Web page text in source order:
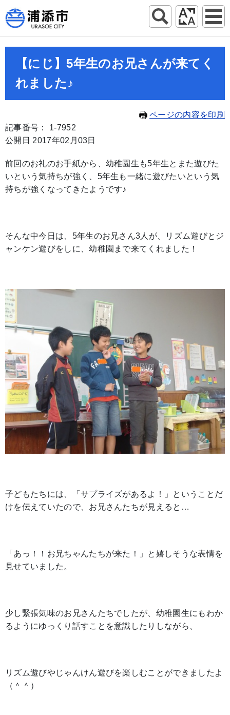
【にじ】5年生のお兄さんが来てく
れました♪
ページの内容を印刷
記事番号： 1-7952
公開日 2017年02月03日
前回のお礼のお手紙から、幼稚園生も5年生とまた遊びた
いという気持ちが強く、5年生も一緒に遊びたいという気
持ちが強くなってきたようです♪
そんな中今日は、5年生のお兄さん3人が、リズム遊びとジ
ャンケン遊びをしに、幼稚園まで来てくれました！
子どもたちには、「サプライズがあるよ！」ということだ
けを伝えていたので、お兄さんたちが見えると…
「あっ！！お兄ちゃんたちが来た！」と嬉しそうな表情を
見せていました。
少し緊張気味のお兄さんたちでしたが、幼稚園生にもわか
るようにゆっくり話すことを意識したりしながら、
リズム遊びやじゃんけん遊びを楽しむことができましたよ
（＾＾）